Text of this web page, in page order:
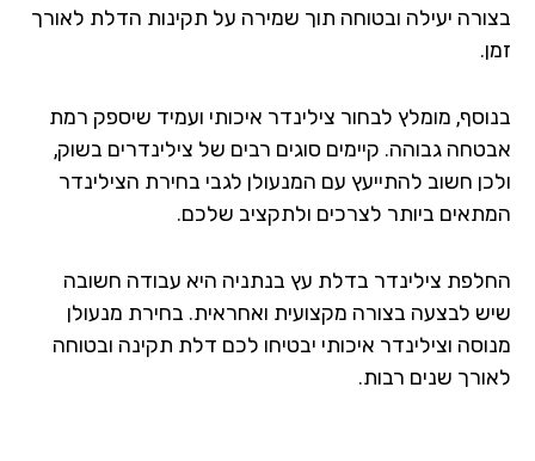
יעילה ובטוחה תוך שמירה על תקינות הדלת לאורך
מומלץ לבחור צילינדר איכותי ועמיד שיספק רמת
גבוהה. קיימים סוגים רבים של צילינדרים בשוק,
חשוב להתייעץ עם המנעולן לגבי בחירת הצילינדר
ביותר לצרכים ולתקציב שלכם.
צילינדר בדלת עץ בנתניה היא עבודה חשובה
לבצעה בצורה מקצועית ואחראית. בחירת מנעולן
וצילינדר איכותי יבטיחו לכם דלת תקינה ובטוחה
שנים רבות.